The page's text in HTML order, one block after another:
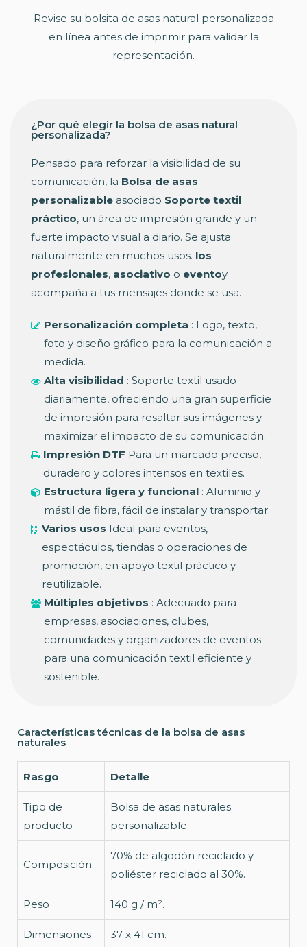
Revise su bolsita de asas natural personalizada
en línea antes de imprimir para validar la
representación.
¿Por qué elegir la bolsa de asas natural
personalizada?
Pensado para reforzar la visibilidad de su
comunicación, la Bolsa de asas
personalizable asociado Soporte textil
práctico, un área de impresión grande y un
fuerte impacto visual a diario. Se ajusta
naturalmente en muchos usos. los
profesionales, asociativo o eventoy
acompaña a tus mensajes donde se usa.
Personalización completa : Logo, texto,
foto y diseño gráfico para la comunicación a
medida.
Alta visibilidad : Soporte textil usado
diariamente, ofreciendo una gran superficie
de impresión para resaltar sus imágenes y
maximizar el impacto de su comunicación.
Impresión DTF Para un marcado preciso,
duradero y colores intensos en textiles.
Estructura ligera y funcional : Aluminio y
mástil de fibra, fácil de instalar y transportar.
Varios usos Ideal para eventos,
espectáculos, tiendas o operaciones de
promoción, en apoyo textil práctico y
reutilizable.
Múltiples objetivos : Adecuado para
empresas, asociaciones, clubes,
comunidades y organizadores de eventos
para una comunicación textil eficiente y
sostenible.
Características técnicas de la bolsa de asas
naturales
Rasgo Detalle
Tipo de
producto
Bolsa de asas naturales
personalizable.
Composición
70% de algodón reciclado y
poliéster reciclado al 30%.
Peso 140 g / m².
Dimensiones 37 x 41 cm.